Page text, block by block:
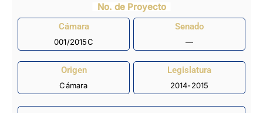
No. de Proyecto
Cámara
001/2015C
Senado
—
Origen
Cámara
Legislatura
2014-2015